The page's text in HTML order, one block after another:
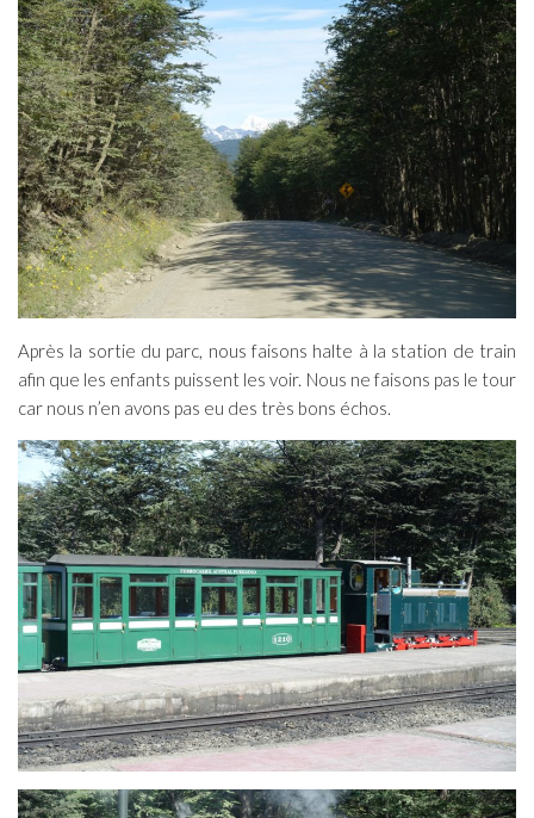
Après la sortie du parc, nous faisons halte à la station de train
afin que les enfants puissent les voir. Nous ne faisons pas le tour
car nous n’en avons pas eu des très bons échos.